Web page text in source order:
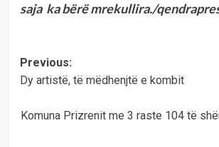
saja ka bërë mrekullira./
Post
navigation
Previous:
Dy artistë, të mëdhenjtë e kombit
Komuna Prizrenit me 3 raste 104 të